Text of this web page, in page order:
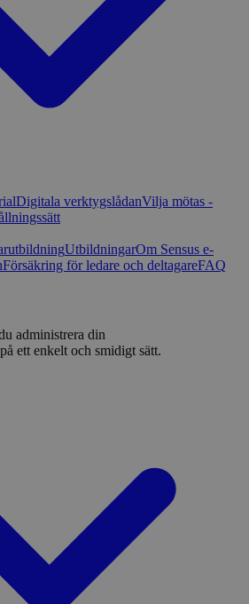
Digitala verktygslådanVilja mötas -
UtbildningarOm Sensus e-
Försäkring för ledare och deltagareFAQ
administrera din
ett enkelt och smidigt sätt.